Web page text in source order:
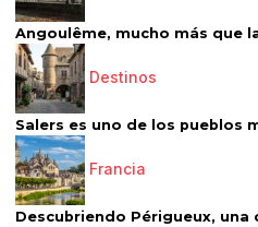
Angoulême, mucho más que
Destinos
Salers es uno de los pueblos
Francia
Descubriendo Périgueux, una